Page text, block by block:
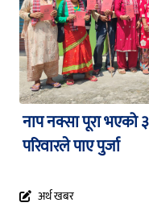
नाप नक्सा पूरा भएको
परिवारले पाए पुर्जा
अर्थ खबर